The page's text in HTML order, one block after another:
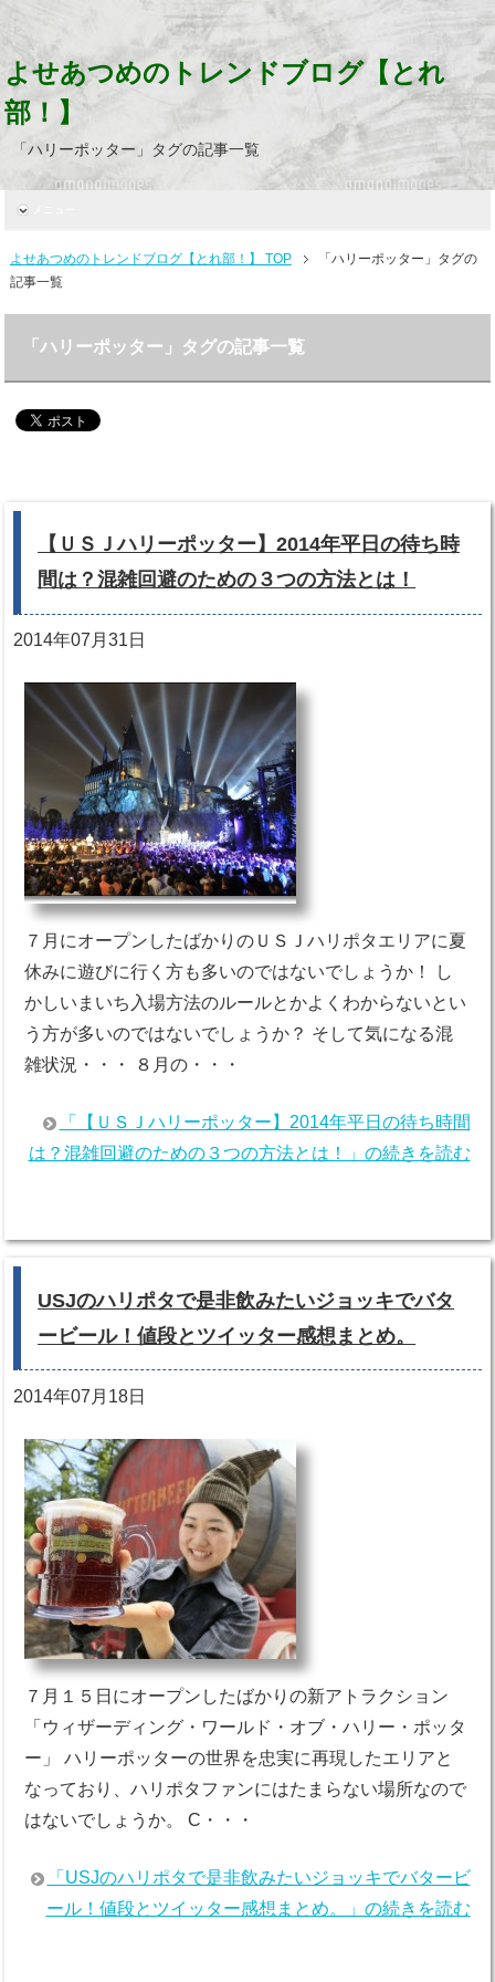
よせあつめのトレンドブログ【とれ
部！】
「ハリーポッター」タグの記事一覧
よせあつめのトレンドブログ【とれ部！】 TOP
「ハリーポッター」タグの
記事一覧
「ハリーポッター」タグの記事一覧
【ＵＳＪハリーポッター】2014年平日の待ち時
間は？混雑回避のための３つの方法とは！
2014年07月31日
７月にオープンしたばかりのＵＳＪハリポタエリアに夏
休みに遊びに行く方も多いのではないでしょうか！ し
かしいまいち入場方法のルールとかよくわからないとい
う方が多いのではないでしょうか？ そして気になる混
雑状況・・・ ８月の・・・
「【ＵＳＪハリーポッター】2014年平日の待ち時間
は？混雑回避のための３つの方法とは！」の続きを読む
USJのハリポタで是非飲みたいジョッキでバタ
ービール！値段とツイッター感想まとめ。
2014年07月18日
７月１５日にオープンしたばかりの新アトラクション
「ウィザーディング・ワールド・オブ・ハリー・ポッタ
ー」 ハリーポッターの世界を忠実に再現したエリアと
なっており、ハリポタファンにはたまらない場所なので
はないでしょうか。 C・・・
「USJのハリポタで是非飲みたいジョッキでバタービ
ール！値段とツイッター感想まとめ。」の続きを読む